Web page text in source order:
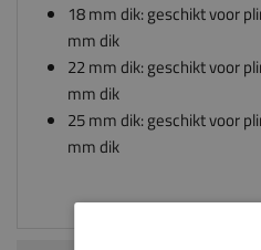
18 mm dik: geschikt voor
mm dik
22 mm dik: geschikt voor
mm dik
25 mm dik: geschikt voor
mm dik